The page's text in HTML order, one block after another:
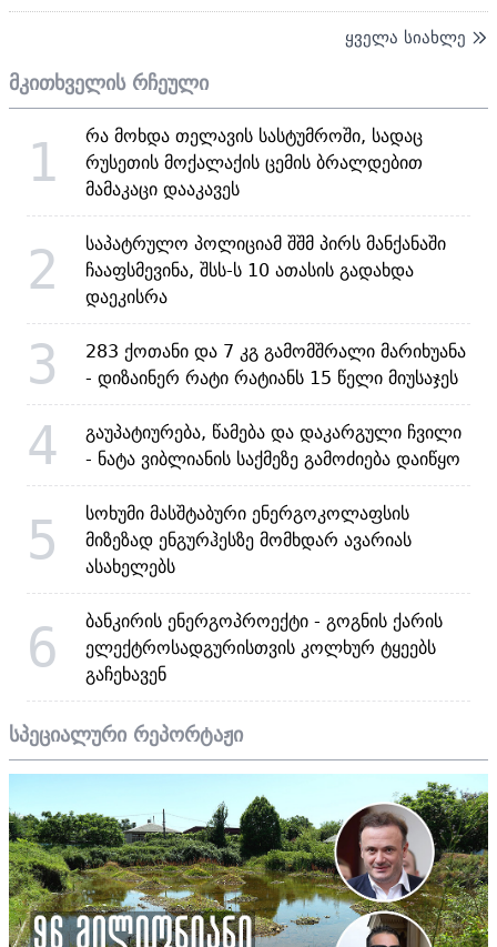
ყველა სიახლე
მკითხველის რჩეული
1
რა მოხდა თელავის სასტუმროში, სადაც
რუსეთის მოქალაქის ცემის ბრალდებით
მამაკაცი დააკავეს
2
საპატრულო პოლიციამ შშმ პირს მანქანაში
ჩააფსმევინა, შსს-ს 10 ათასის გადახდა
დაეკისრა
3
283 ქოთანი და 7 კგ გამომშრალი მარიხუანა
- დიზაინერ რატი რატიანს 15 წელი მიუსაჯეს
4
გაუპატიურება, წამება და დაკარგული ჩვილი
- ნატა ვიბლიანის საქმეზე გამოძიება დაიწყო
5
სოხუმი მასშტაბური ენერგოკოლაფსის
მიზეზად ენგურჰესზე მომხდარ ავარიას
ასახელებს
6
ბანკირის ენერგოპროექტი - გოგნის ქარის
ელექტროსადგურისთვის კოლხურ ტყეებს
გაჩეხავენ
სპეციალური რეპორტაჟი